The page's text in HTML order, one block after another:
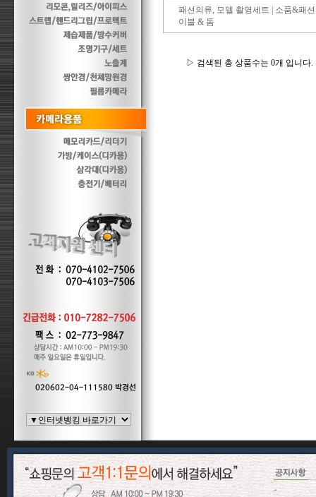
패션의류, 모델 촬영세트
소품&패
이블 & 돔
▷ 검색된 총 상품수는 0개 입니다.